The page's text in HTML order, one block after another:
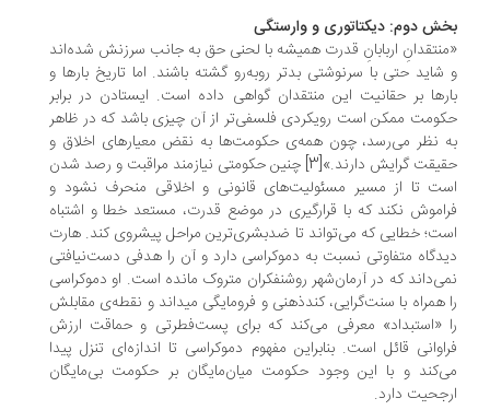
دوم: دیکتاتوری و وارستگی
اربابانِ قدرت همیشه با لحنی حق به جانب سرزنش شده‌اند
حتی با سرنوشتی بدتر روبه‌رو گشته باشند. اما تاریخ بارها و
بر حقانیت این منتقدان گواهی داده است. ایستادن در برابر
ممکن است رویکردی فلسفی‌تر از آن چیزی باشد که در ظاهر
نظر می‌رسد، چون همه‌ی حکومت‌ها به نقض معیارهای اخلاق و
حقیقت گرایش دارند.»[3] چنین حکومتی نیازمند مراقبت و رصد شدن
تا از مسیر مسئولیت‌های قانونی و اخلاقی منحرف نشود و
نکند که با قرارگیری در موضع قدرت، مستعد خطا و اشتباه
خطایی که می‌تواند تا ضدبشری‌ترین مراحل پیشروی کند. هارت
متفاوتی نسبت به دموکراسی دارد و آن را هدفی دست‌نیافتی
که در آرمان‌شهر روشنفکران متروک مانده است. او دموکراسی
همراه با سنت‌گرایی، کندذهنی و فرومایگی میداند و نقطه‌ی مقابلش
«استبداد» معرفی می‌کند که برای پست‌فطرتی و حماقت ارزش
قائل است. بنابراین مفهوم دموکراسی تا اندازه‌ای تنزل پیدا
و با این وجود حکومت میان‌مایگان بر حکومت بی‌مایگان
دارد.